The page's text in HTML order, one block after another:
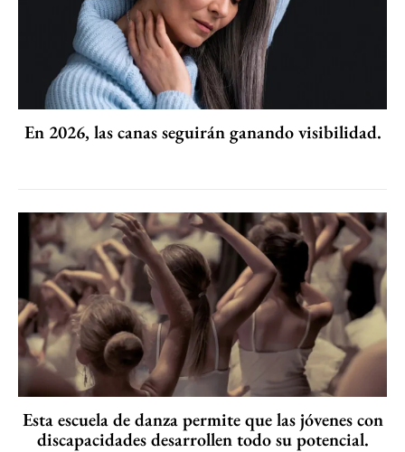
En 2026, las canas seguirán ganando visibilidad.
Esta escuela de danza permite que las jóvenes con
discapacidades desarrollen todo su potencial.